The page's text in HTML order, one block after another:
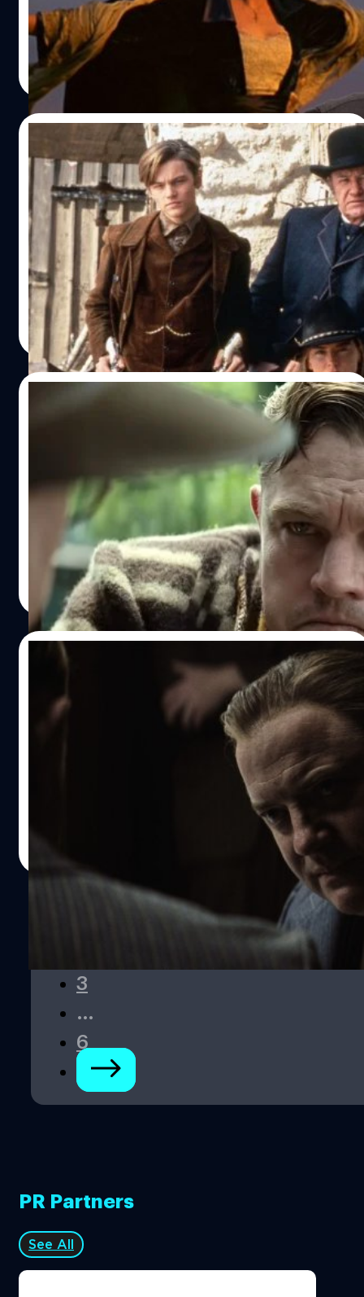
โดดเด่นที่สุดจากหนัง 'Titanic' นั้นมีข้อผิดพลาดเกิดขึ้น จึง
เป็นเรื่องน่าประหลาดใจที่สุด
สุชยา เกษจำรัส| 979 days ago
Read More
Sharon Stone ออกค่าตัวให้ Leonardo
DiCaprio ได้แสดงหนัง ‘The Quick and the
Dead’ หลังถูกสตูดิโอปฏิเสธ
ชารอน สโตน (Sharon Stone) จ่ายค่าตัวให้ ลีโอนาร์โด ดิแค
พรีโอ (Leonardo DiCaprio) ได้แสดงในหนัง 'The Quick and
the Dead' ปี 1995 เพราะถูกสตูดิโอปฏิเสธ
ประภาส อยู่เย็น| 996 days ago
Read More
เผยค่าเหนื่อยของ Leonardo DiCaprio ใน
‘Killers of the Flower Moon’ สูงเป็น
ประวัติการณ์ของหนัง Martin Scorsese: คิด
เป็น 1 ใน 5 ของทุนสร้าง
ลีโอนาร์โด ดิแคพรีโอ นักแสดงนำคู่บารมีของสกอร์เซซี ได้ค่า
เหนื่อยในการรับบทนำใน 'Killers of the Flower Moon' ไป 40
ล้านเหรียญ
ปรีดี ฤกษ์วลีกุล| 1001 days ago
Read More
04/11/2023
Martin Scorsese ยกการแสดงเล่นใหญ่ของ
Brendan Fraser ใน ‘Killers of the Flower
Moon’ ว่า “สมบูรณ์แบบ”
มาร์ติน สกอร์เซซี Martin Scorsese ออกโรงป้องการแสดงเล่น
ใหญ่ของ เบรนแดน เฟรเซอร์ (Brendan Fraser) ใน Killers of
the Flower Moon เป็นอะไรที่สมบูรณ์แบบแล้ว
ประภาส อยู่เย็น
3
…
6
PR Partners
See All